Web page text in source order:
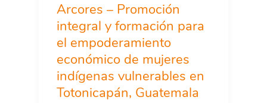
Arcores – Promoción
integral y formación para
el empoderamiento
económico de mujeres
indígenas vulnerables en
Totonicapán, Guatemala